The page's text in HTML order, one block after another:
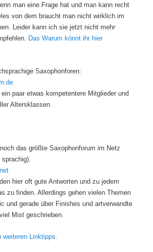
man eine Frage hat und man kann recht
von dem braucht man nicht wirklich im
Leider kann ich sie jetzt nicht mehr
Das Warum könnt ihr hier
Saxophonforen:
paar etwas kompetentere Mitglieder und
Altersklassen.
das größte Saxophonforum im Netz
hier oft gute Antworten und zu jedem
zu finden. Allerdings gehen vielen Themen
und gerade über Finishes und artverwandte
Mist geschrieben.
weiteren Linktipps.